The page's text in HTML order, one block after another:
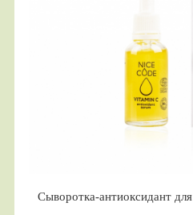
Сыворотка-антиоксидант